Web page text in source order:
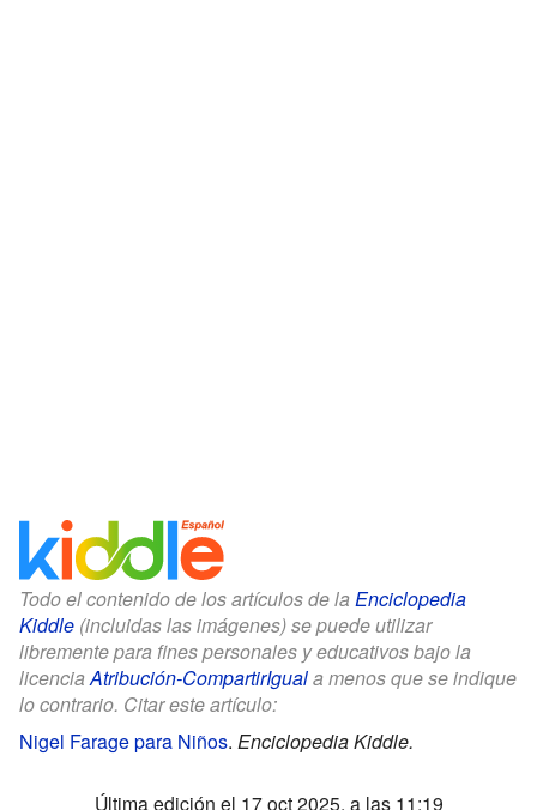
Todo el contenido de los artículos de la Enciclopedia
Kiddle (incluidas las imágenes) se puede utilizar
libremente para fines personales y educativos bajo la
licencia Atribución-CompartirIguala menos que se indique
lo contrario. Citar este artículo:
Nigel Farage para Niños. Enciclopedia Kiddle.
Última edición el 17 oct 2025, a las 11:19